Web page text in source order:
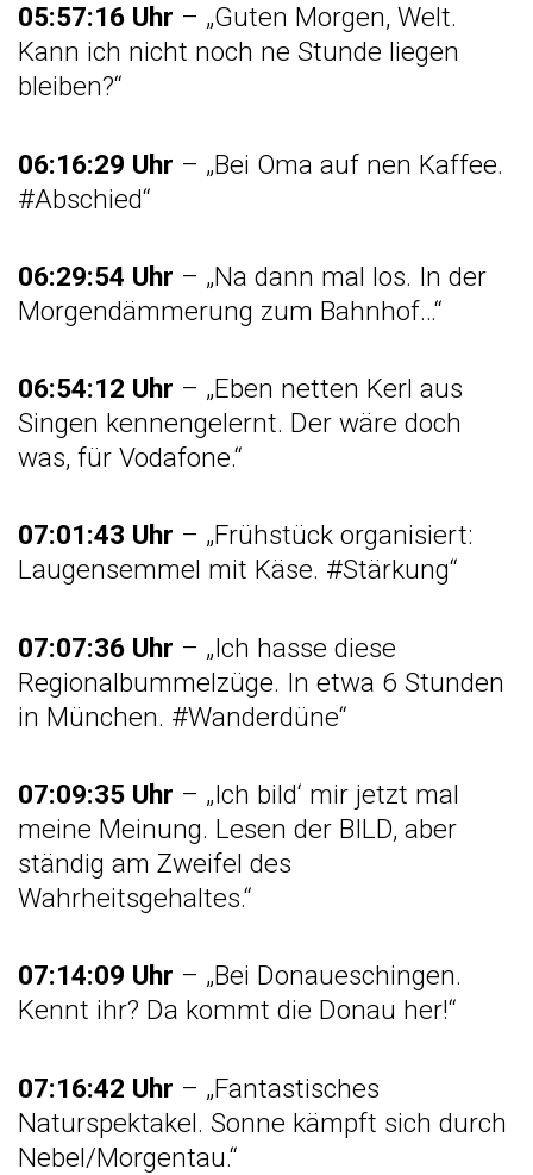
05:57:16 Uhr – „Guten Morgen, Welt.
Kann ich nicht noch ne Stunde liegen
bleiben?“
06:16:29 Uhr – „Bei Oma auf nen Kaffee.
#Abschied“
06:29:54 Uhr – „Na dann mal los. In der
Morgendämmerung zum Bahnhof…“
06:54:12 Uhr – „Eben netten Kerl aus
Singen kennengelernt. Der wäre doch
was, für Vodafone.“
07:01:43 Uhr – „Frühstück organisiert:
Laugensemmel mit Käse. #Stärkung“
07:07:36 Uhr – „Ich hasse diese
Regionalbummelzüge. In etwa 6 Stunden
in München. #Wanderdüne“
07:09:35 Uhr – „Ich bild‘ mir jetzt mal
meine Meinung. Lesen der BILD, aber
ständig am Zweifel des
Wahrheitsgehaltes.“
07:14:09 Uhr – „Bei Donaueschingen.
Kennt ihr? Da kommt die Donau her!“
07:16:42 Uhr – „Fantastisches
Naturspektakel. Sonne kämpft sich durch
Nebel/Morgentau.“